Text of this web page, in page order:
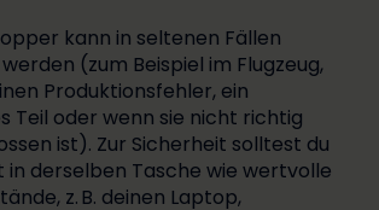
kann in seltenen Fällen
(zum Beispiel im Flugzeug,
Produktionsfehler, ein
Teil oder wenn sie nicht richtig
ist). Zur Sicherheit solltest du
in derselben Tasche wie wertvolle
z. B. deinen Laptop,